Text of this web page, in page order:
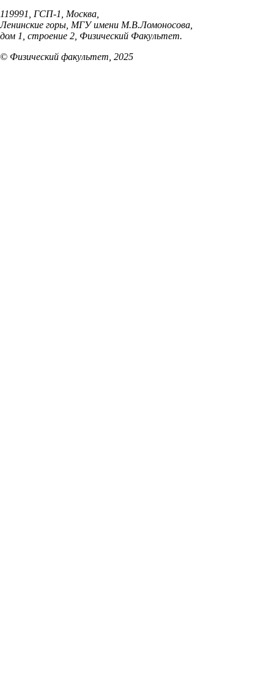
119991, ГСП-1, Москва,
Ленинские горы, МГУ имени М.В.Ломоносова,
дом 1, строение 2, Физический Факультет.
© Физический факультет, 2025